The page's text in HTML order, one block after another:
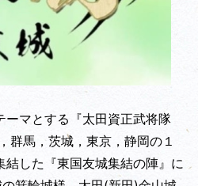
ーマとする『太田資正武将隊
群馬，茨城，東京，静岡の１
した『東国友城集結の陣』に